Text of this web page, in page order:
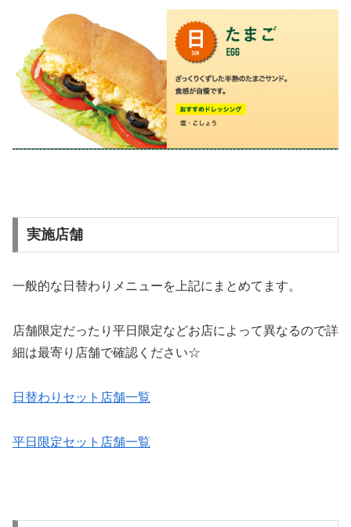
実施店舗
一般的な日替わりメニューを上記にまとめてます。
店舗限定だったり平日限定などお店によって異なるので詳
細は最寄り店舗で確認ください☆
日替わりセット店舗一覧
平日限定セット店舗一覧